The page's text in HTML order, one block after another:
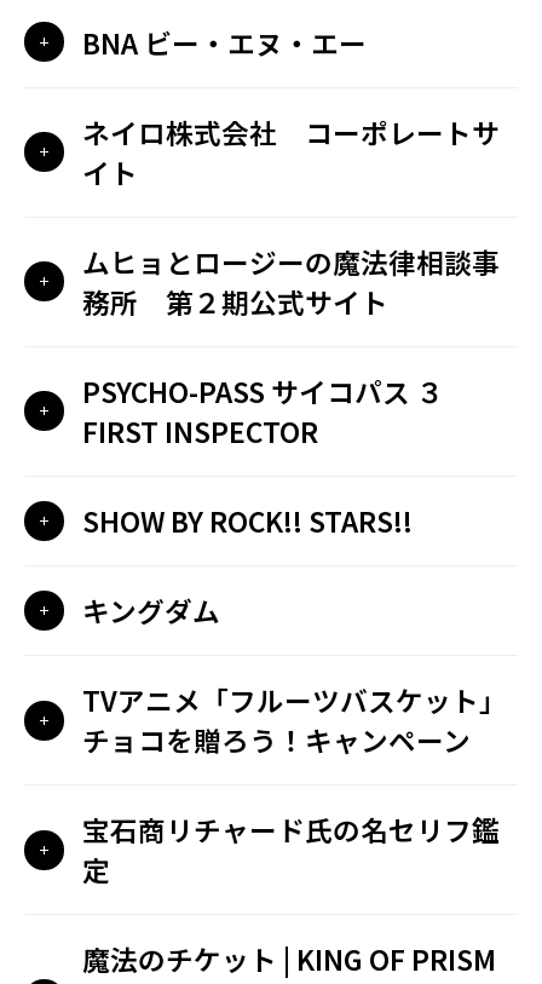
BNA ビー・エヌ・エー
ネイロ株式会社 コーポレートサ
イト
ムヒョとロージーの魔法律相談事
務所 第２期公式サイト
PSYCHO-PASS サイコパス ３
FIRST INSPECTOR
SHOW BY ROCK!! STARS!!
キングダム
TVアニメ「フルーツバスケット」
チョコを贈ろう！キャンペーン
宝石商リチャード氏の名セリフ鑑
定
魔法のチケット | KING OF PRISM